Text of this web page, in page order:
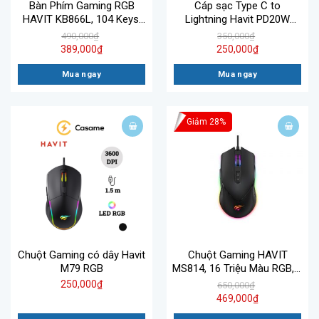
Bàn Phím Gaming RGB
HAVIT KB866L, 104 Keys,
Thiết Kế Công Thái Học, Tổ
Hợp Phím Fn
490,000₫
389,000₫
Mua ngay
Cáp sạc Type C to
Lightning Havit PD20W
CB6154
350,000₫
250,000₫
Mua ngay
Chuột Gaming có dây Havit
M79 RGB
250,000₫
Giảm 28%
Chuột Gaming HAVIT
MS814, 16 Triệu Màu RGB, 6
Chế Độ DPI, Tích Hợp 7 Nút
Điều Chỉnh
650,000₫
469,000₫